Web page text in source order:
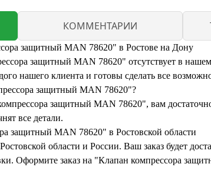
КОММЕНТАРИИ
защитный MAN 78620" в Ростове на Дону
защитный MAN 78620" отсутствует в
нашего клиента и готовы сделать все
защитный MAN 78620"?
защитный MAN 78620", вам
все детали.
защитный MAN 78620" в Ростовской области
области и России. Ваш заказ будет
Оформите заказ на "Клапан компрессора